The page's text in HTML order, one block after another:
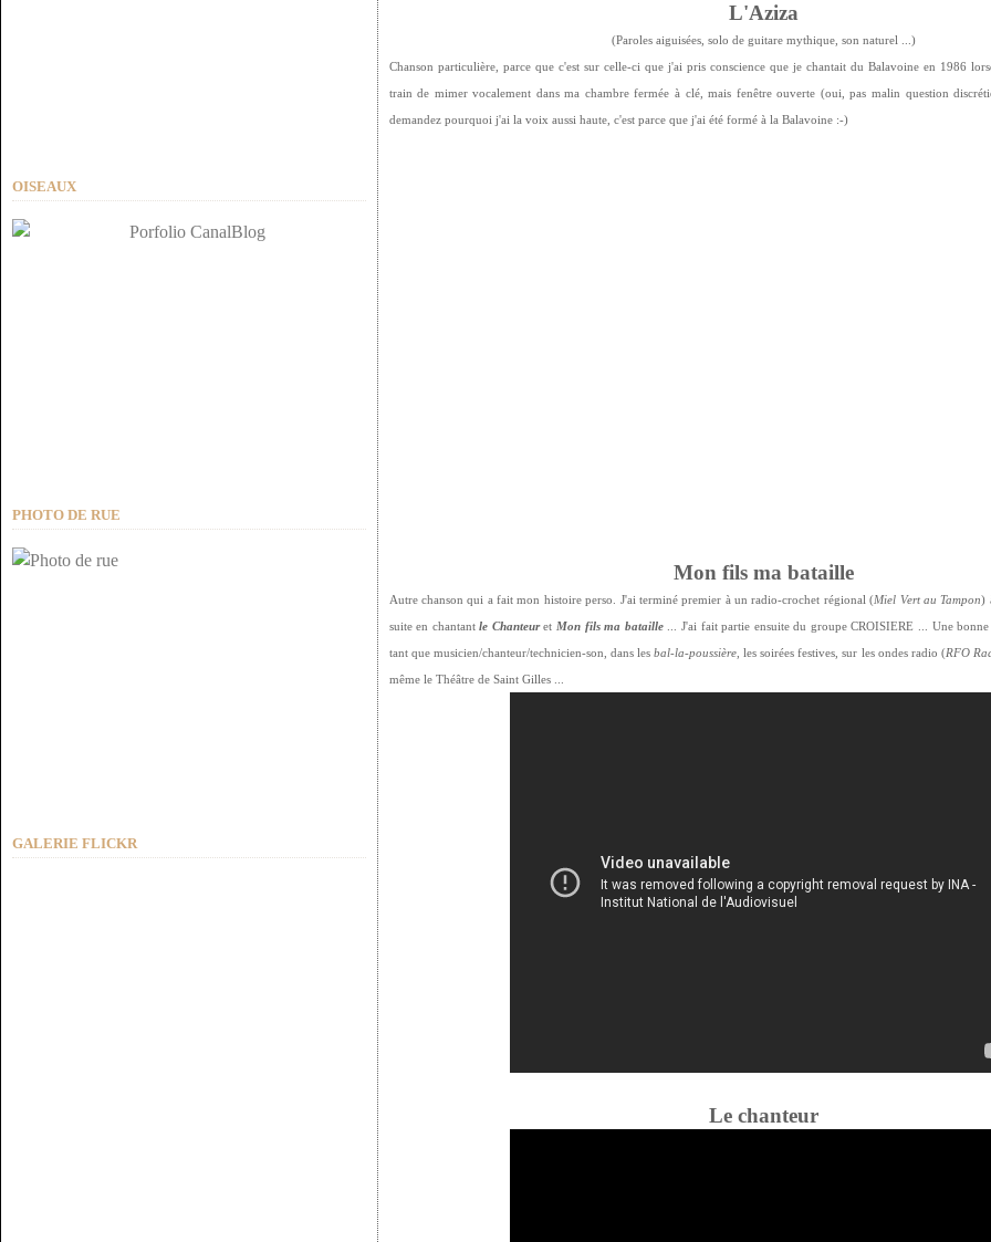
OISEAUX
PHOTO DE RUE
GALERIE FLICKR
L'Aziza
(Paroles aiguisées, solo de guitare mythique, son naturel ...)
Chanson particulière, parce que c'est sur celle-ci que j'ai pris conscience que je chantait du Balavoine en 1986
train de mimer vocalement dans ma chambre fermée à clé, mais fenêtre ouverte (oui, pas malin question
demandez pourquoi j'ai la voix aussi haute, c'est parce que j'ai été formé à la Balavoine :-)
Mon fils ma bataille
Autre chanson qui a fait mon histoire perso. J'ai terminé premier à un radio-crochet régional (Miel Vert au Tampon)
suite en chantantle Chanteuret Mon fils ma bataille... J'ai fait partie ensuite du groupe CROISIERE ... Une
tant que musicien/chanteur/technicien-son, dans lesbal-la-poussière , les soirées festives, sur les ondes radio (RFO
même le Théâtre de Saint Gilles ...
Le chanteur